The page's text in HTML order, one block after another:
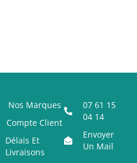
Nos Marques
Compte Client
Délais Et
Livraisons
07 61 15
04 14
Envoyer
Un Mail